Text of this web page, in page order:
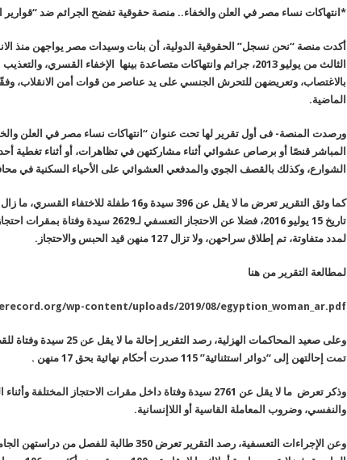
*انتهاكات نساء مصر في العلن والخفاء.. منصة حقوقية تفضح الجرائم ضد “قوارير
أكدت منصة “نحن نسجل” الحقوقية الدولية، أن بنات وسيدات مصر يواجهن منذ
الثالث من يوليو 2013، جرائم وانتهاكات متصاعدة بينها الإخفاء القسري،
بالاغتصاب، وتعريضهن للتحرش الجنسي على يد عناصر من قوات أمن الانقلاب،
الماضية.
المباشر قنصًا أو برصاص عشوائي أثناء مشاركتهن في تظاهرات، أو أثناء تغطية
الشوارع، وكذلك بالقصف الجوي والمدفعي العشوائي على الأحياء السكنية في
تاريخ 15 يوليو 2016، فضلا عن الاحتجاز
لمدد متفاوتة، تم إطلاق سراحهن، ولا تزال 127 منهن قيد الحبس والاحتجاز.
لمطالعة التقرير من هنا
wp-content/uploads/2019/08/egyption_woman_ar.pdf
وعلى صعيد المحاكمات الهزلية،
تمت إحالتهن إلى “دوائر استثنائية” 115 صدرت أحكام نهائية بحق 17 منهن .
وذكر تعرض ما لا يقل عن 2761 سيدة وفتاة داخل مقرات الاحتجاز
والنفسي، وضروب المعاملة القاسية أو اللاإنسانية.